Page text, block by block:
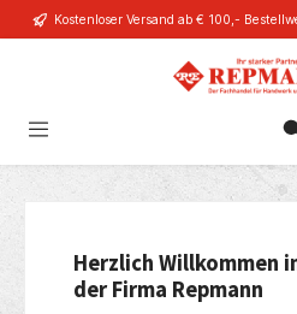
springenKostenloser Versand ab € 100,-
Herzlich Willkommen
der Firma Repmann